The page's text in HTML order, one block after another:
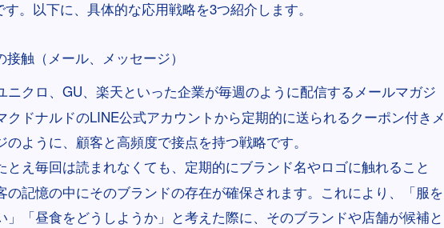
。以下に、具体的な応用戦略を3つ紹介します。
接触（メール、メッセージ）
ニクロ、GU、楽天といった企業が毎週のように配信するメールマガジ
クドナルドのLINE公式アカウントから定期的に送られるクーポン付きメ
のように、顧客と高頻度で接点を持つ戦略です。
とえ毎回は読まれなくても、定期的にブランド名やロゴに触れること
の記憶の中にそのブランドの存在が確保されます。これにより、「服を
」「昼食をどうしようか」と考えた際に、そのブランドや店舗が候補と